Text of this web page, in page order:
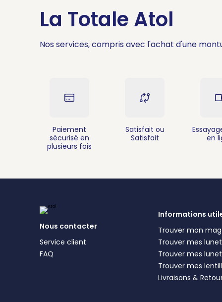
Fermé.Ouvre à 09:30
RDV
183 Rue Ernest Charlier,
Ouvre à 09:30
La Totale Atol
Nos services, compris avec l'achat d'une
Paiement
sécurisé en
plusieurs fois
Satisfait ou
Satisfait
en
Nous contacter
Service client
FAQ
Informations
Trouver mon
Trouver mes
Trouver mes
Trouver mes
Livraisons &